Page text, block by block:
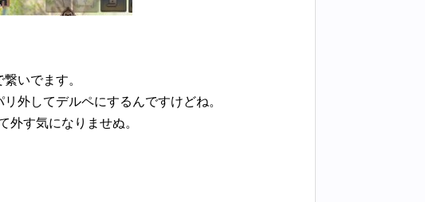
いでます。
外してデルペにするんですけどね。
外す気になりませぬ。